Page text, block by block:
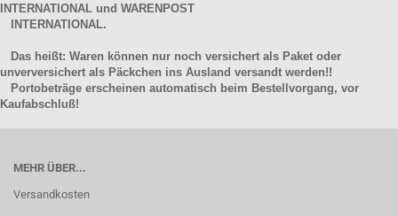
INTERNATIONAL und WARENPOST
INTERNATIONAL.
Das heißt: Waren können nur noch versichert als Paket oder
unverversichert als Päckchen ins Ausland versandt werden!!
Portobeträge erscheinen automatisch beim Bestellvorgang, vor
Kaufabschluß!
MEHR ÜBER...
Versandkosten